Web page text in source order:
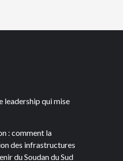
leadership qui mise
: comment la
des infrastructures
du Soudan du Sud